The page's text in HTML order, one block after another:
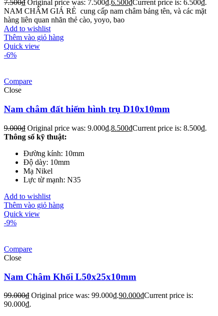
7.500₫ Original price was: 7.500₫.6.500₫Current price is: 6.500₫.
NAM CHÂM GIÁ RẺ cung cấp nam châm bảng tên, và các mặt
hàng liên quan nhãn thẻ cào, yoyo, bao
Add to wishlist
Thêm vào giỏ hàng
Quick view
-6%
Compare
Close
Nam châm đất hiếm hình trụ D10x10mm
9.000₫ Original price was: 9.000₫.8.500₫Current price is: 8.500₫.
Thông số kỹ thuật:
Đường kính: 10mm
Độ dày: 10mm
Mạ Nikel
Lực từ mạnh: N35
Add to wishlist
Thêm vào giỏ hàng
Quick view
-9%
Compare
Close
Nam Châm Khối L50x25x10mm
99.000₫ Original price was: 99.000₫.90.000₫Current price is:
90.000₫.